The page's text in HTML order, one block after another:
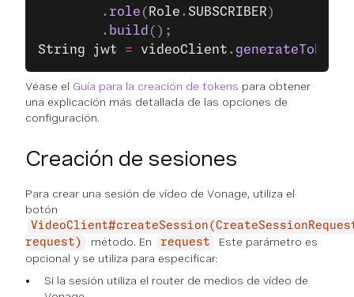
        .
role ( Role . SUBSCRIBER )
        .
build ();
String jwt = videoClient . generateToken
Véase el Guía para la creación de tokens para obtener
una explicación más detallada de las opciones de
configuración.
Creación de sesiones
Para crear una sesión de vídeo de Vonage, utiliza el
botón
request)
método. En request
Este parámetro es
opcional y se utiliza para especificar:
Si la sesión utiliza el router de medios de vídeo de